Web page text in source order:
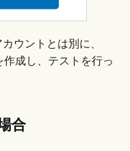
ウントとは別に、
成し、テストを行っ
合